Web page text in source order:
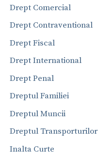
Drept Comercial
Drept Contraventional
Drept Fiscal
Drept International
Drept Penal
Dreptul Familiei
Dreptul Muncii
Dreptul Transporturilor
Inalta Curte